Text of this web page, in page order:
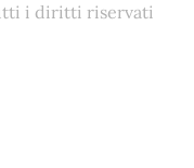
i diritti riservati